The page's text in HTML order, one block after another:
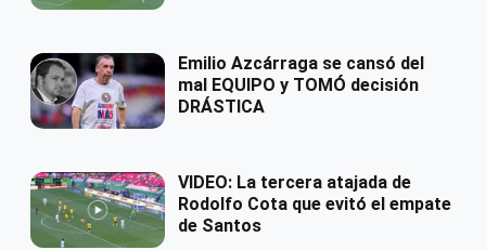
Emilio Azcárraga se cansó del
mal EQUIPO y TOMÓ decisión
DRÁSTICA
VIDEO: La tercera atajada de
Rodolfo Cota que evitó el empate
de Santos